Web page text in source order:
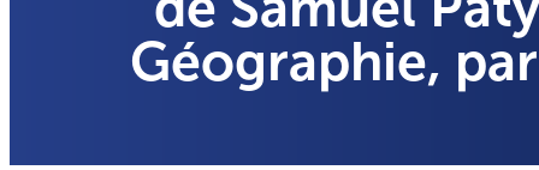
Géographie,